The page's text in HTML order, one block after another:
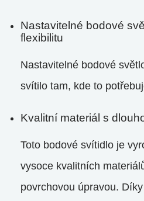
Nastavitelné bodové
flexibilitu
Nastavitelné bodové
svítilo tam, kde to
Kvalitní materiál s
Toto bodové svítidlo je
vysoce kvalitních
povrchovou úpravou.